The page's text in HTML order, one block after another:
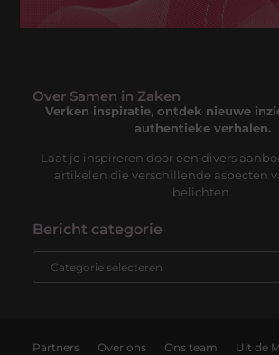
Over Samen in Zaken
Verken inspiratie, ontdek nieuwe
authentieke verhalen.
Laat je inspireren door een divers
artikelen die verschillende aspecten
belichten.
Bericht categorie
Partners Over ons Ons team Uit de